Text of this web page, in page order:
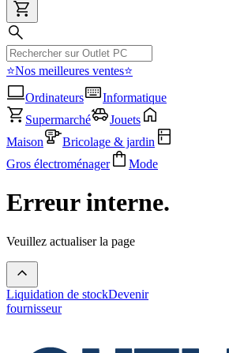
⭐Nos meilleures ventes⭐
Ordinateurs
Informatique
Supermarché
Jouets
Maison
Bricolage & jardin
Gros électroménager
Mode
Erreur interne.
Veuillez actualiser la page
Liquidation de stockDevenir
fournisseur